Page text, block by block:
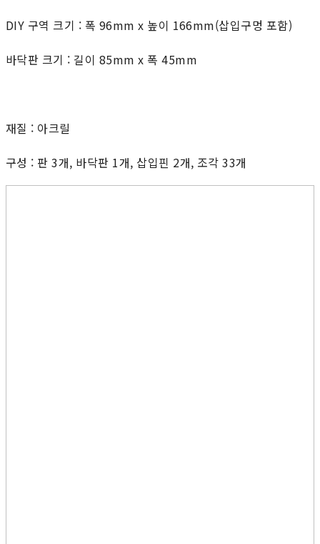
DIY 구역 크기 : 폭 96mm x 높이 166mm(삽입구멍 포함)
바닥판 크기 : 길이 85mm x 폭 45mm
재질 : 아크릴
구성 : 판 3개, 바닥판 1개, 삽입핀 2개, 조각 33개